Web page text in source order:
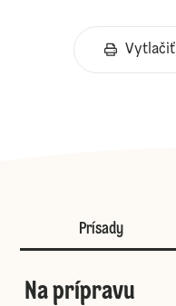
Vytlačiť
Prísady
Na prípravu